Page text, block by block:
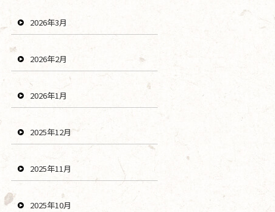
2026年3月
2026年2月
2026年1月
2025年12月
2025年11月
2025年10月